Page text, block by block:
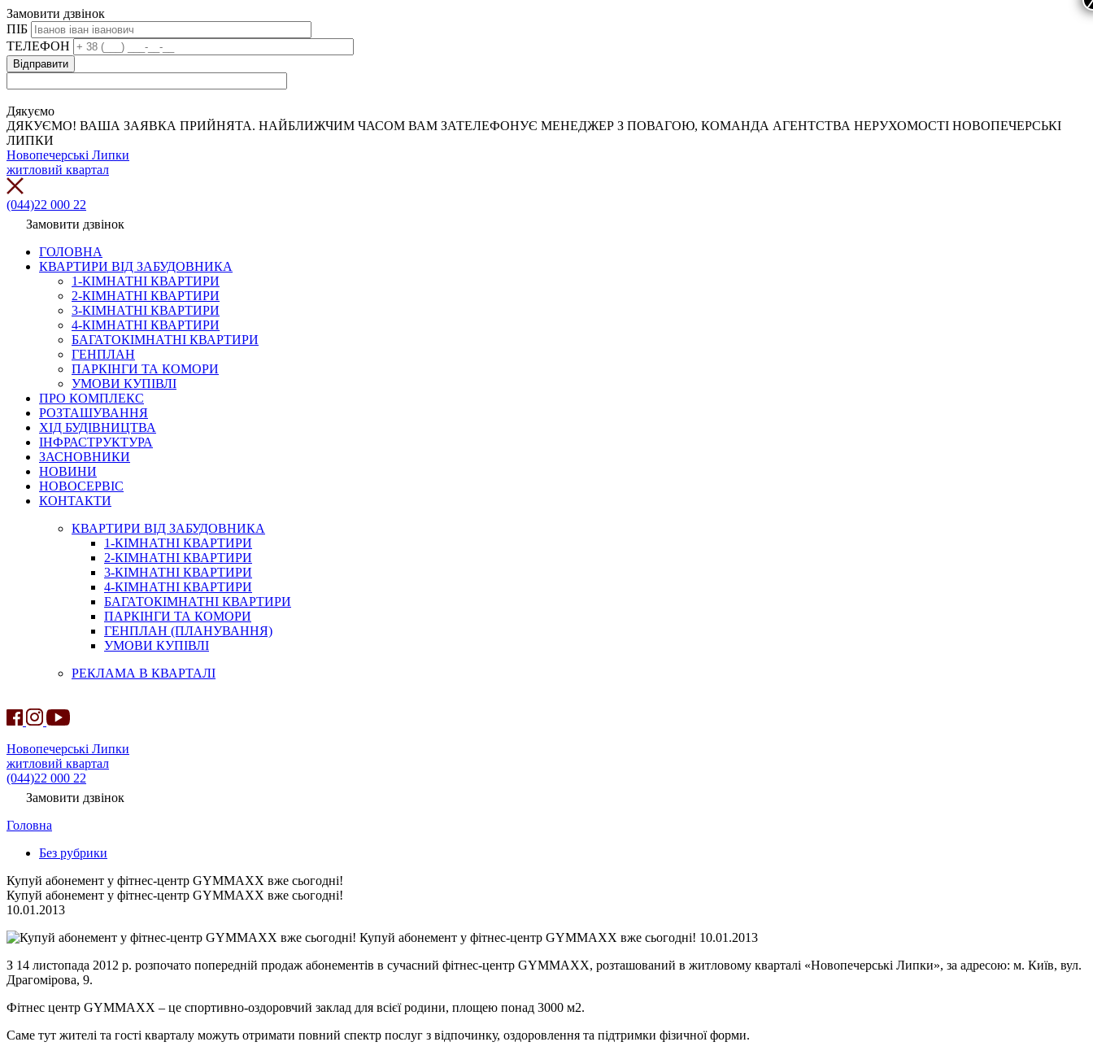
Замовити дзвінок
ПІБ
ТЕЛЕФОН
Дякуємо
ДЯКУЄМО! ВАША ЗАЯВКА ПРИЙНЯТА. НАЙБЛИЖЧИМ ЧАСОМ ВАМ ЗАТЕЛЕФОНУЄ МЕНЕДЖЕР З ПОВАГОЮ, КОМАНДА АГЕНТСТВА НЕРУХОМОСТІ НОВОПЕЧЕРСЬКІ
ЛИПКИ
Новопечерські Липки
житловий квартал
(044)22 000 22
Замовити дзвінок
ГОЛОВНА
КВАРТИРИ ВІД ЗАБУДОВНИКА
1-КІМНАТНІ КВАРТИРИ
2-КІМНАТНІ КВАРТИРИ
3-КІМНАТНІ КВАРТИРИ
4-КІМНАТНІ КВАРТИРИ
БАГАТОКІМНАТНІ КВАРТИРИ
ГЕНПЛАН
ПАРКІНГИ ТА КОМОРИ
УМОВИ КУПІВЛІ
ПРО КОМПЛЕКС
РОЗТАШУВАННЯ
ХІД БУДІВНИЦТВА
ІНФРАСТРУКТУРА
ЗАСНОВНИКИ
НОВИНИ
НОВОСЕРВІС
КОНТАКТИ
КВАРТИРИ ВІД ЗАБУДОВНИКА
1-КІМНАТНІ КВАРТИРИ
2-КІМНАТНІ КВАРТИРИ
3-КІМНАТНІ КВАРТИРИ
4-КІМНАТНІ КВАРТИРИ
БАГАТОКІМНАТНІ КВАРТИРИ
ПАРКІНГИ ТА КОМОРИ
ГЕНПЛАН (ПЛАНУВАННЯ)
УМОВИ КУПІВЛІ
РЕКЛАМА В КВАРТАЛІ
Новопечерські Липки
житловий квартал
(044)22 000 22
Замовити дзвінок
Головна
Без рубрики
Купуй абонемент у фітнес-центр GYMMAXX вже сьогодні!
Купуй абонемент у фітнес-центр GYMMAXX вже сьогодні!
10.01.2013
Купуй абонемент у фітнес-центр GYMMAXX вже сьогодні! 10.01.2013
З 14 листопада 2012 р. розпочато попередній продаж абонементів в сучасний фітнес-центр GYMMAXX, розташований в житловому кварталі «Новопечерські Липки», за адресою: м. Київ, вул.
Драгомірова, 9.
Фітнес центр GYMMAXX – це спортивно-оздоровчий заклад для всієї родини, площею понад 3000 м2.
Саме тут жителі та гості кварталу можуть отримати повний спектр послуг з відпочинку, оздоровлення та підтримки фізичної форми.